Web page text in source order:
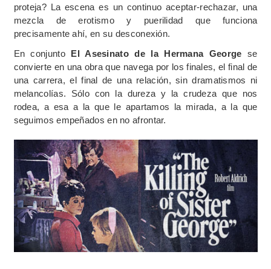
proteja? La escena es un continuo aceptar-rechazar, una
mezcla de erotismo y puerilidad que funciona
precisamente ahí, en su desconexión.
En conjunto El Asesinato de la Hermana George se
convierte en una obra que navega por los finales, el final de
una carrera, el final de una relación, sin dramatismos ni
melancolías. Sólo con la dureza y la crudeza que nos
rodea, a esa a la que le apartamos la mirada, a la que
seguimos empeñados en no afrontar.